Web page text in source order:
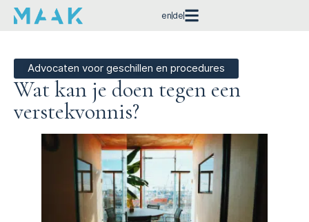
en de
Advocaten voor geschillen en procedures
Wat kan je doen tegen een
verstekvonnis?